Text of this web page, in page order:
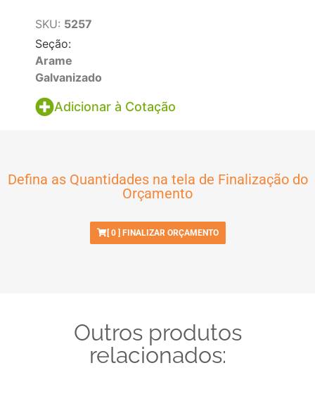
SKU: 5257
Seção:
Arame
Galvanizado
Adicionar à Cotação
Defina as Quantidades na tela de Finalização do
Orçamento
[ 0] FINALIZAR ORÇAMENTO
Outros produtos
relacionados: